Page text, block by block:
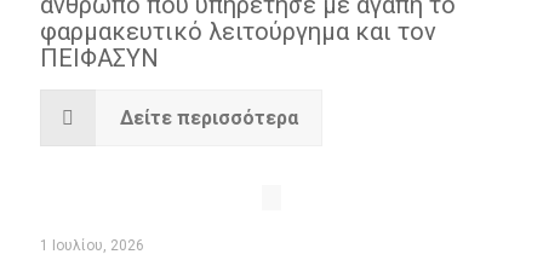
φαρμακευτικό λειτούργημα και τον
ΠΕΙΦΑΣΥΝ
Δείτε περισσότερα
1 Ιουλίου, 2026